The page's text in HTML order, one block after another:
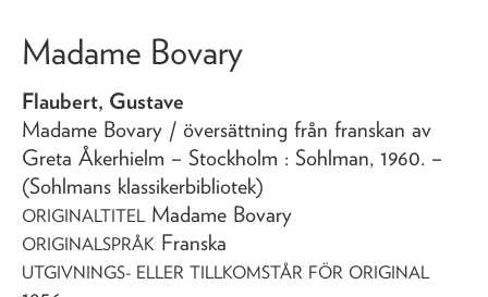
Madame Bovary
Flaubert, Gustave
Madame Bovary / översättning från franskan av
Greta Åkerhielm – Stockholm : Sohlman, 1960. –
(Sohlmans klassikerbibliotek)
ORIGINALTITEL Madame Bovary
ORIGINALSPRÅK Franska
UTGIVNINGS- ELLER TILLKOMSTÅR FÖR ORIGINAL